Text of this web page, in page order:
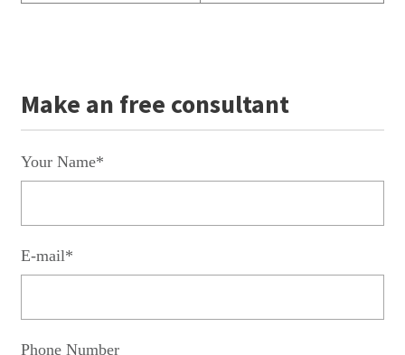
Make an free consultant
Your Name*
E-mail*
Phone Number